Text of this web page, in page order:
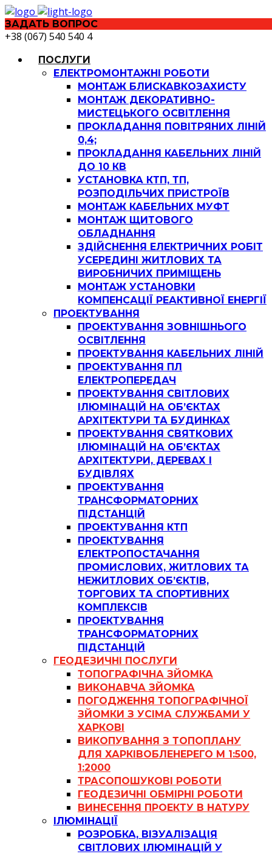
ЗАДАТЬ ВОПРОС
+38 (067) 540 540 4
ПОСЛУГИ
ЕЛЕКТРОМОНТАЖНІ РОБОТИ
МОНТАЖ БЛИСКАВКОЗАХИСТУ
МОНТАЖ ДЕКОРАТИВНО-
МИСТЕЦЬКОГО ОСВІТЛЕННЯ
ПРОКЛАДАННЯ ПОВІТРЯНИХ ЛІНІЙ
0,4;
ПРОКЛАДАННЯ КАБЕЛЬНИХ ЛІНІЙ
ДО 10 КВ
УСТАНОВКА КТП, ТП,
РОЗПОДІЛЬЧИХ ПРИСТРОЇВ
МОНТАЖ КАБЕЛЬНИХ МУФТ
МОНТАЖ ЩИТОВОГО
ОБЛАДНАННЯ
ЗДІЙСНЕННЯ ЕЛЕКТРИЧНИХ РОБІТ
УСЕРЕДИНІ ЖИТЛОВИХ ТА
ВИРОБНИЧИХ ПРИМІЩЕНЬ
МОНТАЖ УСТАНОВКИ
КОМПЕНСАЦІЇ РЕАКТИВНОЇ ЕНЕРГІЇ
ПРОЕКТУВАННЯ
ПРОЕКТУВАННЯ ЗОВНІШНЬОГО
ОСВІТЛЕННЯ
ПРОЕКТУВАННЯ КАБЕЛЬНИХ ЛІНІЙ
ПРОЕКТУВАННЯ ПЛ
ЕЛЕКТРОПЕРЕДАЧ
ПРОЕКТУВАННЯ СВІТЛОВИХ
ІЛЮМІНАЦІЙ НА ОБ’ЄКТАХ
АРХІТЕКТУРИ ТА БУДИНКАХ
ПРОЕКТУВАННЯ СВЯТКОВИХ
ІЛЮМІНАЦІЙ НА ОБ’ЄКТАХ
АРХІТЕКТУРИ, ДЕРЕВАХ І
БУДІВЛЯХ
ПРОЕКТУВАННЯ
ТРАНСФОРМАТОРНИХ
ПІДСТАНЦІЙ
ПРОЕКТУВАННЯ КТП
ПРОЕКТУВАННЯ
ЕЛЕКТРОПОСТАЧАННЯ
ПРОМИСЛОВИХ, ЖИТЛОВИХ ТА
НЕЖИТЛОВИХ ОБ’ЄКТІВ,
ТОРГОВИХ ТА СПОРТИВНИХ
КОМПЛЕКСІВ
ПРОЕКТУВАННЯ
ТРАНСФОРМАТОРНИХ
ПІДСТАНЦІЙ
ГЕОДЕЗИЧНІ ПОСЛУГИ
ТОПОГРАФІЧНА ЗЙОМКА
ВИКОНАВЧА ЗЙОМКА
ПОГОДЖЕННЯ ТОПОГРАФІЧНОЇ
ЗЙОМКИ З УСІМА СЛУЖБАМИ У
ХАРКОВІ
ВИКОПУВАННЯ З ТОПОПЛАНУ
ДЛЯ ХАРКІВОБЛЕНЕРЕГО М 1:500,
1:2000
ТРАСОПОШУКОВІ РОБОТИ
ГЕОДЕЗИЧНІ ОБМІРНІ РОБОТИ
ВИНЕСЕННЯ ПРОЕКТУ В НАТУРУ
ІЛЮМІНАЦІЇ
РОЗРОБКА, ВІЗУАЛІЗАЦІЯ
СВІТЛОВИХ ІЛЮМІНАЦІЙ У